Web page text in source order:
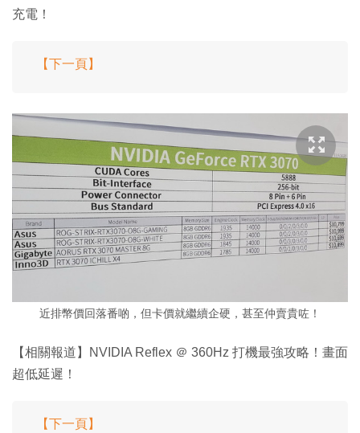
充電！
【下一頁】
近排幣價回落番啲，但卡價就繼續企硬，甚至仲賣貴咗！
【相關報道】NVIDIA Reflex ＠ 360Hz 打機最強攻略！畫面
超低延遲！
【下一頁】